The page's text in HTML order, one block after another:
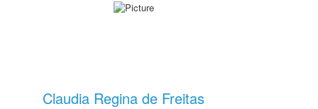
Claudia Regina de Freitas